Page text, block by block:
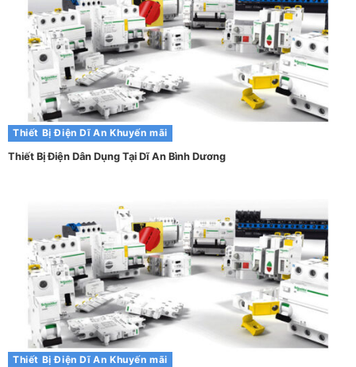
Thiết Bị Điện Dĩ An Khuyến mãi
Thiết Bị Điện Dân Dụng Tại Dĩ An Bình Dương
Thiết Bị Điện Dĩ An Khuyến mãi